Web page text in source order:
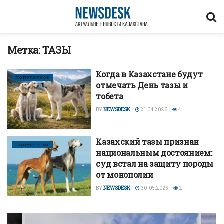
Метка:ТАЗЫ
ПОПУЛЯРНОЕ
Когда в Казахстане будут
отмечать День тазы и
тобета
BYNEWSDESK 21.04.2026 4
ПОПУЛЯРНОЕ
Казахский тазы признан
национальным достоянием:
суд встал на защиту породы
от монополии
BYNEWSDESK 30.05.2025 2